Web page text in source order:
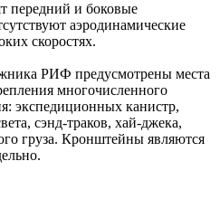
передний и боковые
аэродинамические
скоростях.
РИФ предусмотрены места
многочисленного
экспедиционных канистр,
сэнд-траков, хай-джека,
груза. Кронштейны являются